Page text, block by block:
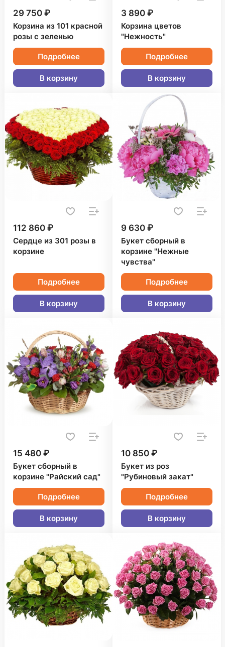
29 750 ₽
Корзина из 101 красной
розы с зеленью
Подробнее
В корзину
3 890 ₽
Корзина цветов
"Нежность"
Подробнее
В корзину
112 860 ₽
Сердце из 301 розы в
корзине
Подробнее
В корзину
9 630 ₽
Букет сборный в
корзине "Нежные
чувства"
Подробнее
В корзину
15 480 ₽
Букет сборный в
корзине "Райский сад"
Подробнее
В корзину
10 850 ₽
Букет из роз
"Рубиновый закат"
Подробнее
В корзину